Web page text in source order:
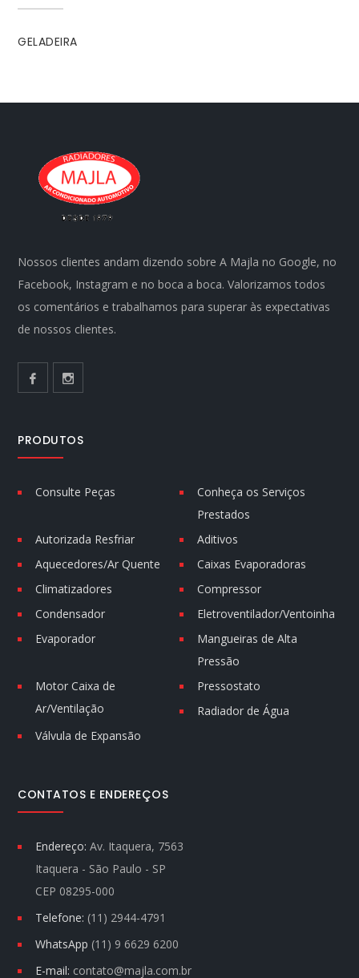
GELADEIRA
Nossos clientes andam dizendo sobre A Majla no Google, no
Facebook, Instagram e no boca a boca. Valorizamos todos
os comentários e trabalhamos para superar às expectativas
de nossos clientes.
PRODUTOS
Consulte Peças
Conheça os Serviços
Prestados
Autorizada Resfriar
Aditivos
Aquecedores/Ar Quente
Caixas Evaporadoras
Climatizadores
Compressor
Condensador
Eletroventilador/Ventoinha
Evaporador
Mangueiras de Alta
Pressão
Motor Caixa de
Ar/Ventilação
Pressostato
Radiador de Água
Válvula de Expansão
CONTATOS E ENDEREÇOS
Endereço: Av. Itaquera, 7563
Itaquera - São Paulo - SP
CEP 08295-000
Telefone: (11) 2944-4791
WhatsApp (11) 9 6629 6200
E-mail: contato@majla.com.br